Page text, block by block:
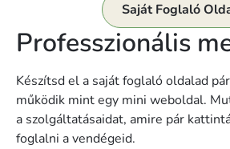
Saját Foglaló
Professzionális
Készítsd el a saját foglaló oldalad
működik mint egy mini weboldal.
a szolgáltatásaidat, amire pár
foglalni a vendégeid.